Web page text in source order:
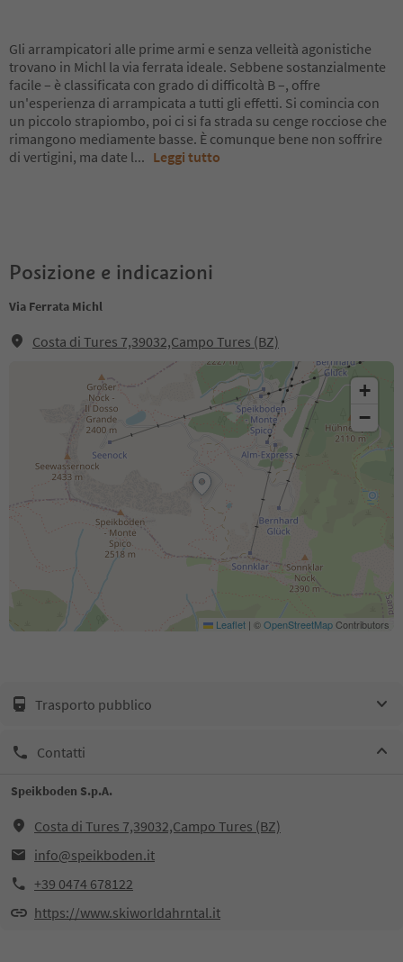
Gli arrampicatori alle prime armi e senza velleità agonistiche
trovano in Michl la via ferrata ideale. Sebbene sostanzialmente
facile – è classificata con grado di difficoltà B –, offre
un'esperienza di arrampicata a tutti gli effetti. Si comincia con
un piccolo strapiombo, poi ci si fa strada su cenge rocciose che
rimangono mediamente basse. È comunque bene non soffrire
di vertigini, ma date l... Leggi tutto
Posizione e indicazioni
Via Ferrata Michl
Costa di Tures 7,39032,Campo Tures (BZ)
+
−
Leaflet | ©OpenStreetMapContributors
Trasporto pubblico
Contatti
Speikboden S.p.A.
Costa di Tures 7,39032,Campo Tures (BZ)
info@speikboden.it
+39 0474 678122
https://www.skiworldahrntal.it